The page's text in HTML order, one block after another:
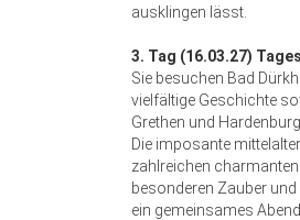
ausklingen lässt.
3. Tag (16.03.27)
Sie besuchen Bad
vielfältige Geschichte
Grethen und
Die imposante
zahlreichen
besonderen Zauber
ein gemeinsames